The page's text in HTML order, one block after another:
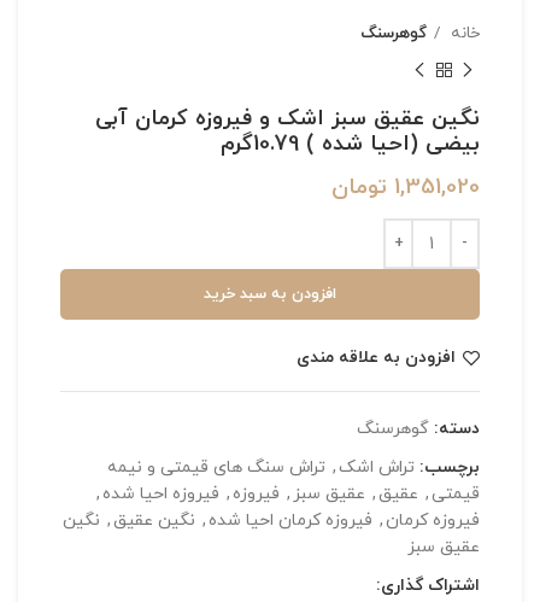
خانه گوهرسنگ
نگین عقیق سبز اشک و فیروزه کرمان آبی
بیضی (احیا شده ) 10.79گرم
1,351,020 تومان
افزودن به سبد خرید
افزودن به علاقه مندی
دسته: گوهرسنگ
برچسب: تراش اشک , تراش سنگ های قیمتی و نیمه
قیمتی , عقیق, عقیق سبز , فیروزه , فیروزه احیا شده ,
فیروزه کرمان , فیروزه کرمان احیا شده , نگین عقیق, نگین
عقیق سبز
اشتراک گذاری: